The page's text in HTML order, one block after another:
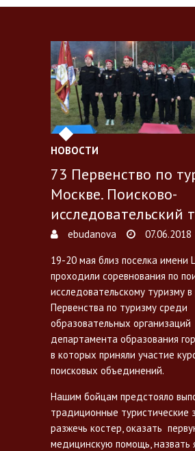
НОВОСТИ
73 Первенство по
Москве. Поисково-
исследовательский
ebudanova
07.06.2018
19-20 мая близ поселка имени
проходили соревнования по
исследовательскому туризму
Первенства по туризму среди
образовательных организаций
департамента образования
в которых приняли участие
поисковых объединений.
Нашим бойцам предстояло
традиционные туристические
разжечь костер, оказать
медицинскую помощь, назвать